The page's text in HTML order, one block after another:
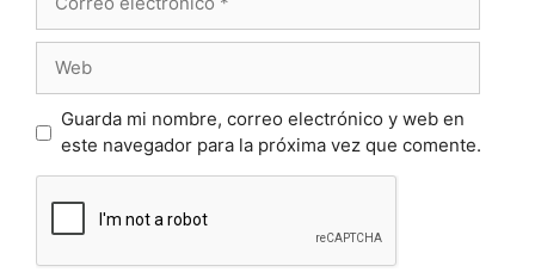
electrónico
Guarda mi nombre, correo electrónico y web en
este navegador para la próxima vez que comente.